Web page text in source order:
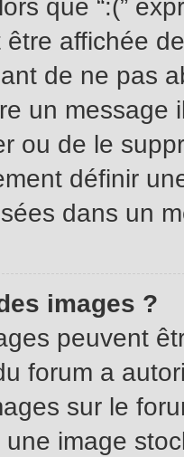
que “:(”
affichée
de ne pas
un message
ou de le
définir
dans un
images ?
peuvent
forum a
sur le
image